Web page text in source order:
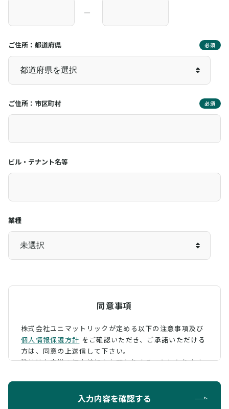
―
ご住所：都道府県 必須
ご住所：市区町村 必須
ビル・テナント名等
業種
同意事項
株式会社ユニマットリックが定める以下の注意事項及び
個人情報保護方針 をご確認いただき、 ご承諾いただける
方は、同意の上送信して下さい。
弊社はお客様の個人情報をお預かりすることになります
ように定め、保護に努めております。
入力内容を確認する